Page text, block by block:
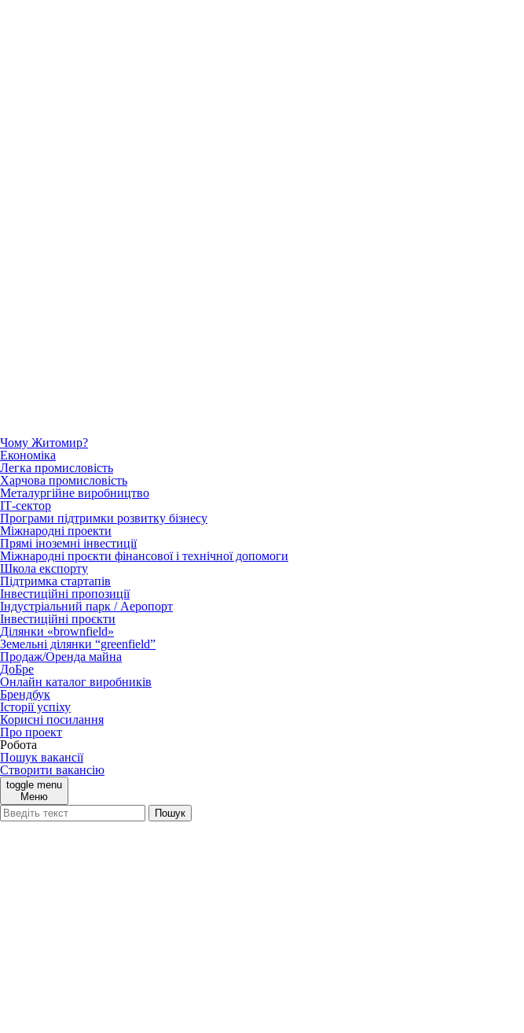
Чому Житомир?
Економіка
Легка промисловість
Харчова промисловість
Металургійне виробництво
ІТ-сектор
Програми підтримки розвитку бізнесу
Міжнародні проекти
Прямі іноземні інвестиції
Міжнародні проєкти фінансової і технічної допомоги
Школа експорту
Підтримка стартапів
Інвестиційні пропозиції
Індустріальний парк / Аеропорт
Інвестиційні проєкти
Ділянки «brownfield»
Земельні ділянки “greenfield”
Продаж/Оренда майна
ДоБре
Онлайн каталог виробників
Брендбук
Історії успіху
Корисні посилання
Про проект
Робота
Пошук вакансії
Створити вакансію
toggle menu
Меню